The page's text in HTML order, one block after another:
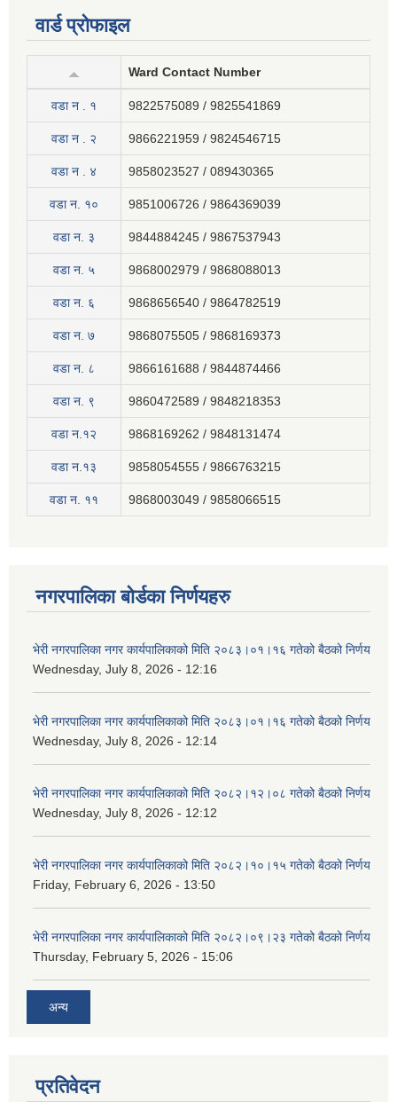
वार्ड प्रोफाइल
Ward Contact Number
वडा न . १ 9822575089 / 9825541869
वडा न . २ 9866221959 / 9824546715
वडा न . ४ 9858023527 / 089430365
वडा न. १० 9851006726 / 9864369039
वडा न. ३ 9844884245 / 9867537943
वडा न. ५ 9868002979 / 9868088013
वडा न. ६ 9868656540 / 9864782519
वडा न. ७ 9868075505 / 9868169373
वडा न. ८ 9866161688 / 9844874466
वडा न. ९ 9860472589 / 9848218353
वडा न.१२ 9868169262 / 9848131474
वडा न.१३ 9858054555 / 9866763215
वडा न‍. ११ 9868003049 / 9858066515
नगरपालिका बोर्डका निर्णयहरु
भेरी नगरपालिका नगर कार्यपालिकाको मिति २०८३।०१।१६ गतेको बैठको निर्णय
Wednesday, July 8, 2026 - 12:16
भेरी नगरपालिका नगर कार्यपालिकाको मिति २०८३।०१।१६ गतेको बैठको निर्णय
Wednesday, July 8, 2026 - 12:14
भेरी नगरपालिका नगर कार्यपालिकाको मिति २०८२।१२।०८ गतेको बैठको निर्णय
Wednesday, July 8, 2026 - 12:12
भेरी नगरपालिका नगर कार्यपालिकाको मिति २०८२।१०।१५ गतेको बैठको निर्णय
Friday, February 6, 2026 - 13:50
भेरी नगरपालिका नगर कार्यपालिकाको मिति २०८२।०९।२३ गतेको बैठको निर्णय
Thursday, February 5, 2026 - 15:06
अन्य
प्रतिवेदन